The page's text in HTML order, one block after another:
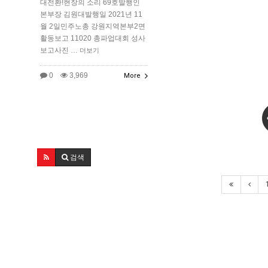
대전환!현장의 소리 69호발행인
본부장 김원대발행일 2021년 11
월 2일민주노총 강원지역본부2면
활동보고 11020 총파업대회 성사
보고사진 … 더보기
0 3,969 More
검색
1